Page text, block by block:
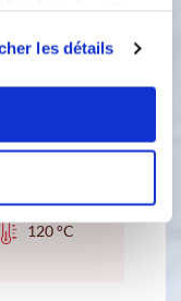
les détails
attendez 5
retirez le cuit-
120 °C